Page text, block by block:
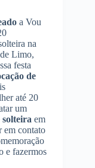
a Vou
na
Limo,
festa
de
até 20
um
em
em contato
e fazermos